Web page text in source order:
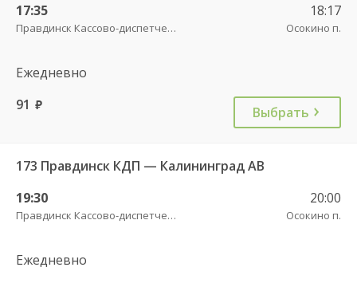
17:35
Правдинск Кассово-диспетчерский пункт
18:17
Осокино п.
Ежедневно
91 руб. Выбрать
173 Правдинск КДП — Калининград АВ
19:30
Правдинск Кассово-диспетчерский пункт
20:00
Осокино п.
Ежедневно